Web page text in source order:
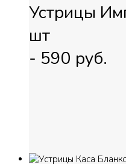
Устрицы
шт
- 590 руб.